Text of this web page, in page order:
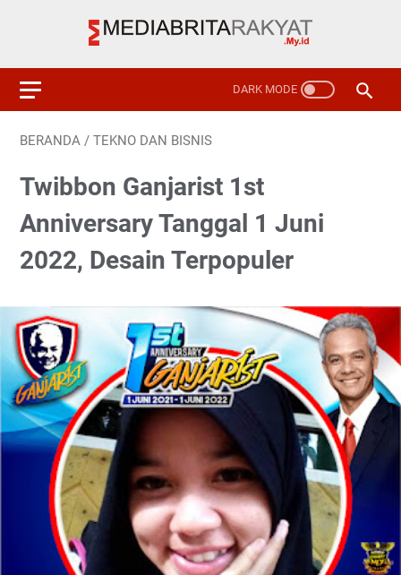
BERANDA / TEKNO DAN BISNIS
Twibbon Ganjarist 1st
Anniversary Tanggal 1 Juni
2022, Desain Terpopuler